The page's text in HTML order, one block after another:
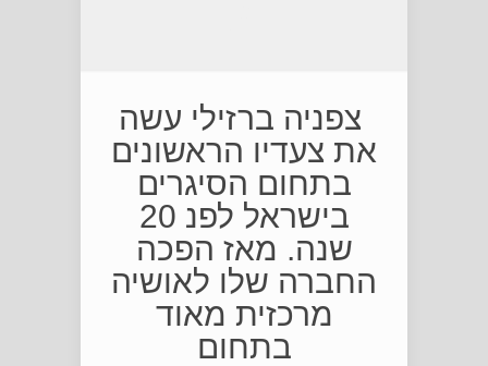
צפניה ברזילי עשה
את צעדיו הראשונים
בתחום הסיגרים
בישראל לפנ 20
שנה. מאז הפכה
החברה שלו לאושיה
מרכזית מאוד
בתחום